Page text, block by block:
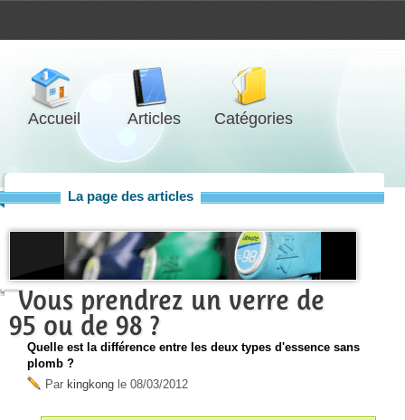
Accueil Articles Catégories
La page des articles
Vous prendrez un verre de
95 ou de 98 ?
Quelle est la différence entre les deux types d'essence sans
plomb ?
Par kingkong le 08/03/2012